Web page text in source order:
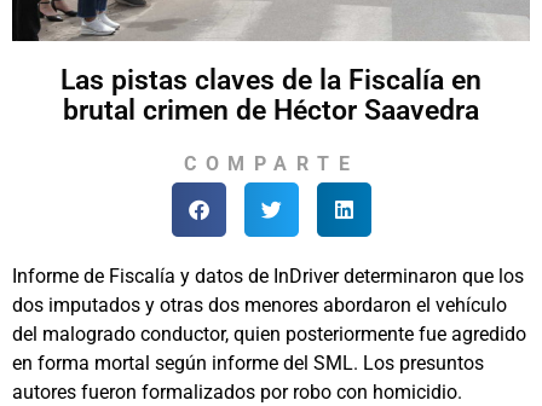
Las pistas claves de la Fiscalía en
brutal crimen de Héctor Saavedra
COMPARTE
Informe de Fiscalía y datos de InDriver determinaron que los
dos imputados y otras dos menores abordaron el vehículo
del malogrado conductor, quien posteriormente fue agredido
en forma mortal según informe del SML. Los presuntos
autores fueron formalizados por robo con homicidio.